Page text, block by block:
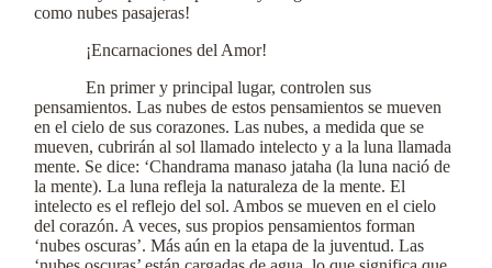
como nubes pasajeras!
¡Encarnaciones del Amor!
En primer y principal lugar, controlen sus
pensamientos. Las nubes de estos pensamientos se mueven
en el cielo de sus corazones. Las nubes, a medida que se
mueven, cubrirán al sol llamado intelecto y a la luna llamada
mente. Se dice: ‘Chandrama manaso jataha (la luna nació de
la mente). La luna refleja la naturaleza de la mente. El
intelecto es el reflejo del sol. Ambos se mueven en el cielo
del corazón. A veces, sus propios pensamientos forman
‘nubes oscuras’. Más aún en la etapa de la juventud. Las